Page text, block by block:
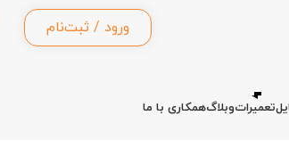
ورود / ثبت‌نام
تعمیراتوبلاگهمکاری با ما